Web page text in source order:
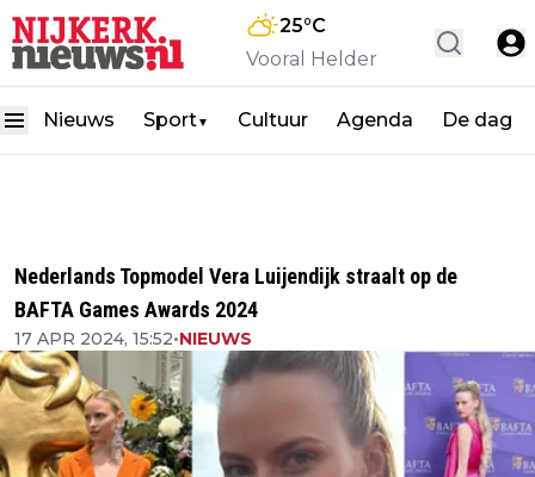
25°C
Vooral Helder
Nieuws Sport▼ Cultuur Agenda De dag
Nederlands Topmodel Vera Luijendijk straalt op de
BAFTA Games Awards 2024
17 APR 2024, 15:52•NIEUWS